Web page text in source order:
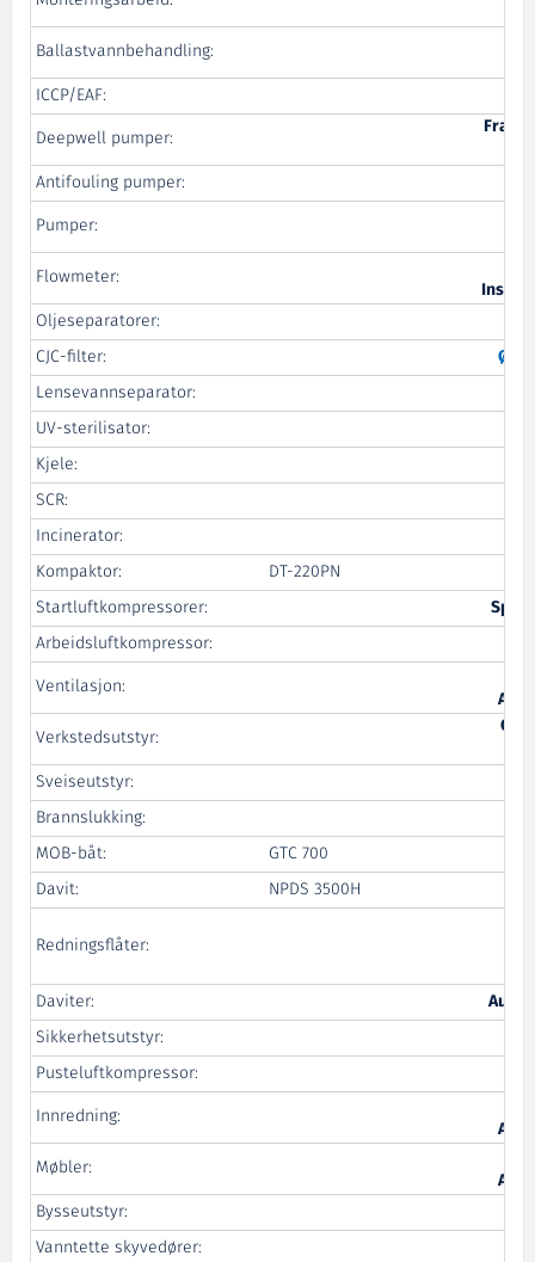
Ballastvannbehandling:
ICCP/EAF:
Deepwell pumper:
Antifouling pumper:
Pumper:
Flowmeter:
Oljeseparatorer:
CJC-filter:
Lensevannseparator:
UV-sterilisator:
Kjele:
SCR:
Incinerator:
Kompaktor:
DT-220PN
Startluftkompressorer:
Arbeidsluftkompressor:
Ventilasjon:
Verkstedsutstyr:
Sveiseutstyr:
Brannslukking:
MOB-båt:
GTC 700
Davit:
NPDS 3500H
Redningsflåter:
Daviter:
Sikkerhetsutstyr:
Pusteluftkompressor:
Innredning:
Møbler:
Bysseutstyr:
Vanntette skyvedører: